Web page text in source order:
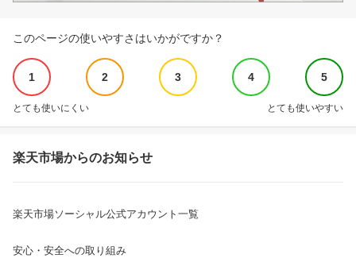
このページの使いやすさはいかがですか？
1 2 3 4 5
とても使いにくい とても使いやすい
楽天市場からのお知らせ
楽天市場ソーシャル公式アカウント一覧
安心・安全への取り組み